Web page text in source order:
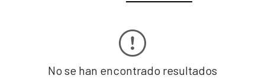
No se han encontrado resultados